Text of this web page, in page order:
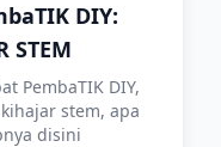
DIY:
STEM
PembaTIK DIY,
stem, apa
disini